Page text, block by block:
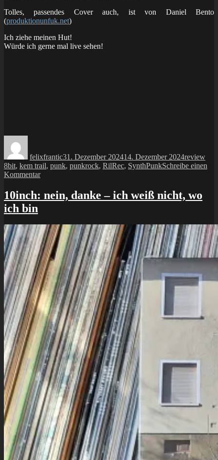
Tolles, passendes Cover auch, istvon Daniel Bento
(produktionunfuk.net)
Ich ziehe meinen Hut!
Würde ich gerne mal live sehen!
felixfrantic31. Dezember 202414. Dezember 2024review
8bit, kem trail, punk, punkrock, RilRec, SynthPunkSchreibe einen
Kommentarzu
trail
cola
acht
bit
+
sachbeschädigung
10inch: nein, danke – ich weiß nicht, wo
ich bin